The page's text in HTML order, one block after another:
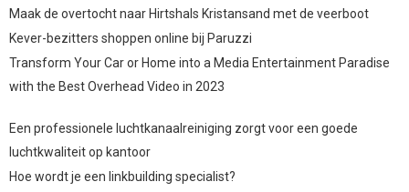
Maak de overtocht naar Hirtshals Kristansand met de veerboot
Kever-bezitters shoppen online bij Paruzzi
Transform Your Car or Home into a Media Entertainment Paradise
with the Best Overhead Video in 2023
Een professionele luchtkanaalreiniging zorgt voor een goede
luchtkwaliteit op kantoor
Hoe wordt je een linkbuilding specialist?